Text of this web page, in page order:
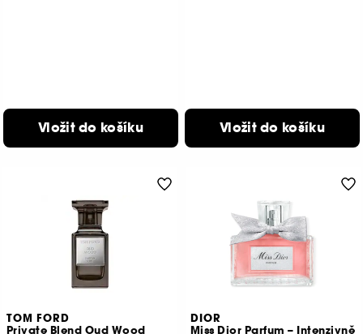
Vložit do košíku Vložit do košíku
TOM FORD
Private Blend Oud Wood
DIOR
Miss Dior Parfum – Intenzivně